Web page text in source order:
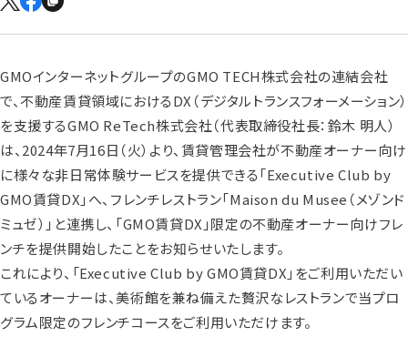
GMOインターネットグループのGMO TECH株式会社の連結会社
で、不動産賃貸領域におけるDX（デジタルトランスフォーメーション）
を支援するGMO ReTech株式会社（代表取締役社長：鈴木 明人）
は、2024年7月16日（火）より、賃貸管理会社が不動産オーナー向け
に様々な非日常体験サービスを提供できる「Executive Club by
GMO賃貸DX」へ、フレンチレストラン「Maison du Musee（メゾンド
ミュゼ）」と連携し、「GMO賃貸DX」限定の不動産オーナー向けフレ
ンチを提供開始したことをお知らせいたします。
これにより、「Executive Club by GMO賃貸DX」をご利用いただい
ているオーナーは、美術館を兼ね備えた贅沢なレストランで当プロ
グラム限定のフレンチコースをご利用いただけます。